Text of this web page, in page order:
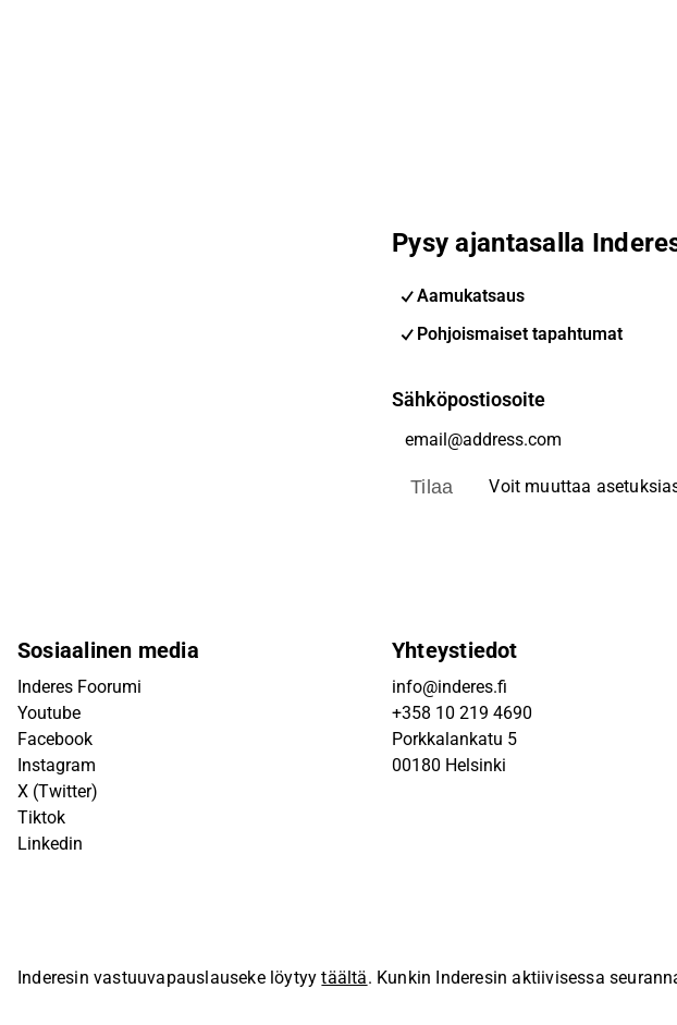
Pysy ajantasalla
Aamukatsaus
Pohjoismaiset tapahtumat
Sähköpostiosoite
Tilaa Voit muuttaa
Sosiaalinen media
Inderes Foorumi
Youtube
Facebook
Instagram
X (Twitter)
Tiktok
Linkedin
Yhteystiedot
info@inderes.fi
+358 10 219 4690
Porkkalankatu 5
00180 Helsinki
Inderesin vastuuvapauslauseke löytyytäältä. Kunkin Inderesin aktiivisessa